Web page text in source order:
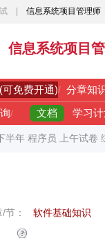
信息系统项目管理师
信息系统项目
(可免费开通)/ 分章知
/ 文档 学习
半年 程序员 上午试卷
节：
软件基础知识